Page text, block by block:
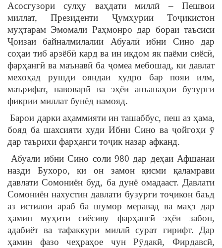
Асосгузори сулҳу ваҳдати миллӣ – Пешвои
миллат, Президенти Ҷумҳурии Тоҷикистон
муҳтарам Эмомалӣ Раҳмонро дар бораи таъсиси
Ҷоизаи байналмилалии Абуалӣ ибни Сино дар
соҳаи тиб арзёбӣ кард ва ин иқдом як паёми сиёсӣ,
фарҳангӣ ва маънавӣ ба ҷомеа мебошад, ки давлат
мехоҳад рушди ояндаи худро бар пояи илм,
маърифат, навоварӣ ва эҳёи анъанаҳои бузурги
фикрии миллат бунёд намояд.
Барои дарки аҳаммияти ин ташаббус, пеш аз ҳама,
бояд ба шахсияти худи Ибни Сино ва ҷойгоҳи ӯ
дар таърихи фарҳанги тоҷик назар афканд.
Абуалӣ ибни Сино соли 980 дар деҳаи Афшанаи
назди Бухоро, ки он замон қисми қаламрави
давлати Сомониён буд, ба дунё омадааст. Давлати
Сомониён нахустин давлати бузурги тоҷикон баъд
аз истилои араб ба шумор меравад ва маҳз дар
ҳамин муҳити сиёсиву фарҳангӣ эҳёи забон,
адабиёт ва тафаккури миллӣ сурат гирифт. Дар
ҳамин фазо чеҳраҳое чун Рӯдакӣ, Фирдавсӣ,